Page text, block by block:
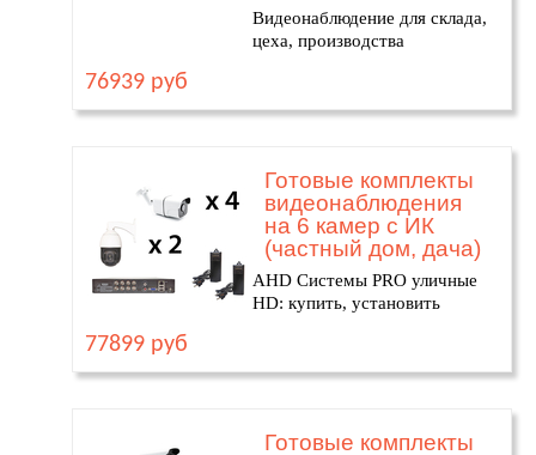
Видеонаблюдение для склада,
цеха, производства
76939 руб
Готовые комплекты
видеонаблюдения
на 6 камер с ИК
(частный дом, дача)
AHD Системы PRO уличные
HD: купить, установить
77899 руб
Готовые комплекты